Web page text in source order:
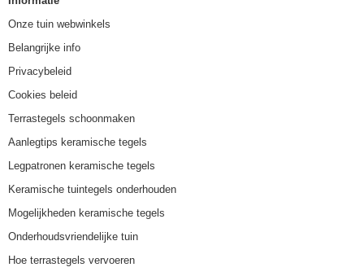
Onze tuin webwinkels
Belangrijke info
Privacybeleid
Cookies beleid
Terrastegels schoonmaken
Aanlegtips keramische tegels
Legpatronen keramische tegels
Keramische tuintegels onderhouden
Mogelijkheden keramische tegels
Onderhoudsvriendelijke tuin
Hoe terrastegels vervoeren